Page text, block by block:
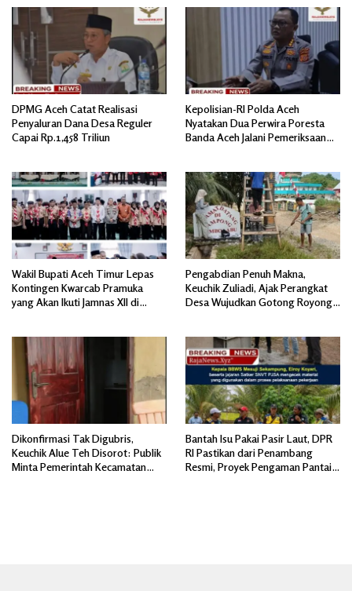
DPMG Aceh Catat Realisasi
Penyaluran Dana Desa Reguler
Capai Rp.1,458 Triliun
Kepolisian-RI Polda Aceh
Nyatakan Dua Perwira Poresta
Banda Aceh Jalani Pemeriksaan
Wakil Bupati Aceh Timur Lepas
Kontingen Kwarcab Pramuka
yang Akan Ikuti Jamnas XII di
Pengabdian Penuh Makna,
Keuchik Zuliadi, Ajak Perangkat
Desa Wujudkan Gotong Royong,
Dikonfirmasi Tak Digubris,
Keuchik Alue Teh Disorot: Publik
Minta Pemerintah Kecamatan
Bantah Isu Pakai Pasir Laut, DPR
RI Pastikan dari Penambang
Resmi, Proyek Pengaman Pantai